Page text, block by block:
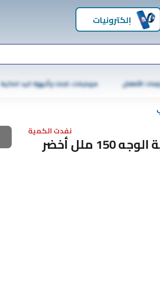
إلكترونيات
الأطفال موبايلات، تابلت وأجهزة اليد الذكية
نفدت الكمية
ملل أخضر